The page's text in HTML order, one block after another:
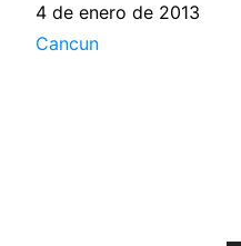
Fecha
4 de enero de 2013
Respecto a
Cancun